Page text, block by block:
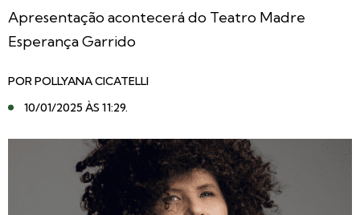
Apresentação acontecerá do Teatro Madre
Esperança Garrido
PORPOLLYANA CICATELLI
10/01/2025 ÀS 11:29.